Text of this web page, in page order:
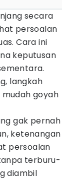
secara
persoalan
Cara ini
keputusan
langkah
goyah
gak pernah
ketenangan
persoalan
terburu-
diambil